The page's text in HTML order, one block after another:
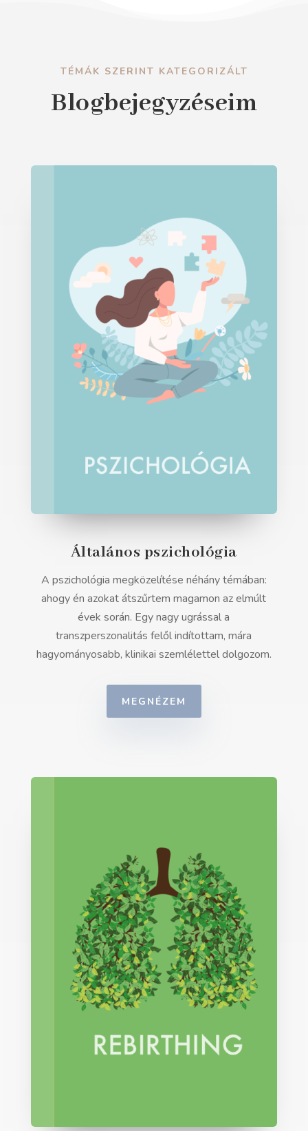
TÉMÁK SZERINT KATEGORIZÁLT
Blogbejegyzéseim
Általános pszichológia
A pszichológia megközelítése néhány témában:
ahogy én azokat átszűrtem magamon az elmúlt
évek során. Egy nagy ugrással a
transzperszonalitás felől indítottam, mára
hagyományosabb, klinikai szemlélettel dolgozom.
MEGNÉZEM